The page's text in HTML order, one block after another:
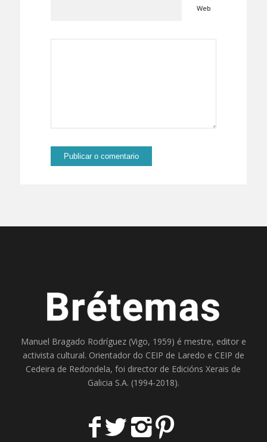
Web
Manuel Bragado Rodríguez (Vigo, 1959) é mestre, editor e
activista cultural. Orientador do CEIP de Laredo e CEIP de
Cedeira de Redondela, foi director de Edicións Xerais de
Galicia S.A. (1994-2018).